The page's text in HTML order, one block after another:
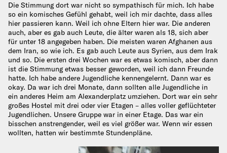
Die Stimmung dort war nicht so sympathisch für mich. Ich habe
so ein komisches Gefühl gehabt, weil ich mir dachte, dass alles
hier passieren kann. Weil ich ohne Eltern hier war. Die anderen
auch, aber es gab auch Leute, die älter waren als 18, sich aber
für unter 18 angegeben haben. Die meisten waren Afghanen aus
dem Iran, so wie ich. Es gab auch Leute aus Syrien, aus dem Irak
und so. Die ersten drei Wochen war es etwas komisch, aber dann
ist die Stimmung etwas besser geworden, weil ich dann Freunde
hatte. Ich habe andere Jugendliche kennengelernt. Dann war es
okay. Da war ich drei Monate, dann sollten alle Jugendliche in
ein anderes Heim am Alexanderplatz umziehen. Dort war ein sehr
großes Hostel mit drei oder vier Etagen – alles voller geflüchteter
Jugendlichen. Unsere Gruppe war in einer Etage. Das war ein
bisschen anstrengender, weil es viel größer war. Wenn wir essen
wollten, hatten wir bestimmte Stundenpläne.